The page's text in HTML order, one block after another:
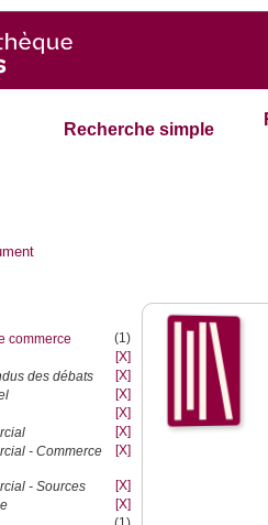
Recherche simple
commerce
(1)
[X]
des débats
[X]
[X]
[X]
[X]
- Commerce
[X]
- Sources
[X]
[X]